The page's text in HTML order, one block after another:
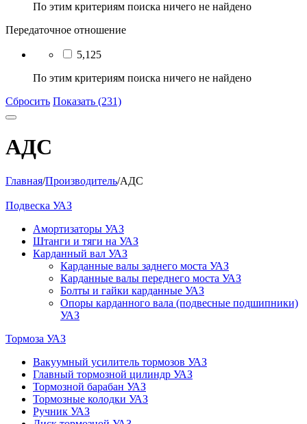
По этим критериям поиска ничего не найдено
Передаточное отношение
5,125
По этим критериям поиска ничего не найдено
Сбросить Показать (231)
АДС
Главная/Производитель/АДС
Подвеска УАЗ
Амортизаторы УАЗ
Штанги и тяги на УАЗ
Карданный вал УАЗ
Карданные валы заднего моста УАЗ
Карданные валы переднего моста УАЗ
Болты и гайки карданные УАЗ
Опоры карданного вала (подвесные подшипники)
УАЗ
Тормоза УАЗ
Вакуумный усилитель тормозов УАЗ
Главный тормозной цилиндр УАЗ
Тормозной барабан УАЗ
Тормозные колодки УАЗ
Ручник УАЗ